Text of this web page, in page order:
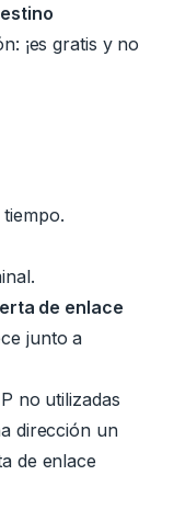
¡es gratis y no
de enlace
junto a
no utilizadas
dirección un
de enlace